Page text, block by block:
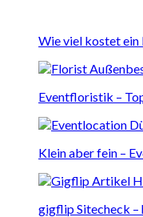
Wie viel kostet ein
Eventfloristik –
Klein aber fein –
gigflip Sitecheck –